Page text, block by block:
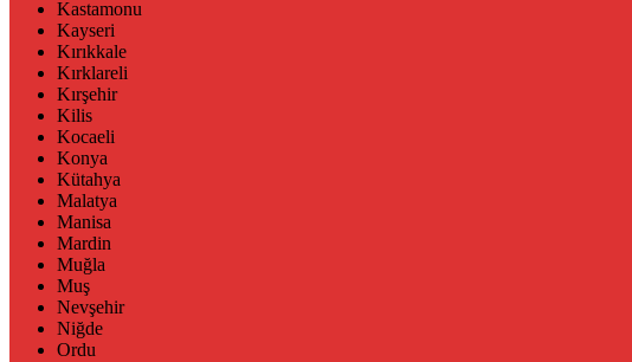
Kastamonu
Kayseri
Kırıkkale
Kırklareli
Kırşehir
Kilis
Kocaeli
Konya
Kütahya
Malatya
Manisa
Mardin
Muğla
Muş
Nevşehir
Niğde
Ordu